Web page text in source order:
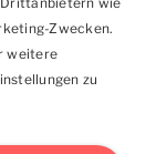
Zwecken.
weitere
zu